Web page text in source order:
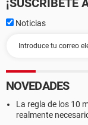
¡SUSCRÍBETE
Noticias
NOVEDADES
La regla de los 10
realmente